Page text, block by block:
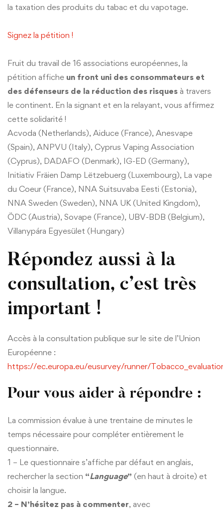
la taxation des produits du tabac et du vapotage.
Signez la pétition !
Fruit du travail de 16 associations européennes, la
pétition affiche un front uni des consommateurs et
des défenseurs de la réduction des risques à travers
le continent. En la signant et en la relayant, vous affirmez
cette solidarité !
Acvoda (Netherlands), Aiduce (France), Anesvape
(Spain), ANPVU (Italy), Cyprus Vaping Association
(Cyprus), DADAFO (Denmark), IG-ED (Germany),
Initiativ Fräien Damp Lëtzebuerg (Luxembourg), La vape
du Coeur (France), NNA Suitsuvaba Eesti (Estonia),
NNA Sweden (Sweden), NNA UK (United Kingdom),
ÖDC (Austria), Sovape (France), UBV-BDB (Belgium),
Villanypára Egyesület (Hungary)
Répondez aussi à la
consultation, c’est très
important !
Accès à la consultation publique sur le site de l’Union
Européenne :
https://ec.europa.eu/eusurvey/runner/
Pour vous aider à répondre :
La commission évalue à une trentaine de minutes le
temps nécessaire pour compléter entièrement le
questionnaire.
1 – Le questionnaire s’affiche par défaut en anglais,
rechercher la section “Language” (en haut à droite) et
choisir la langue.
2 – N’hésitez pas à commenter, avec